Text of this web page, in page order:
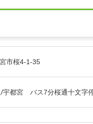
市桜4-1-35
/宇都宮 バス7分桜通十文字